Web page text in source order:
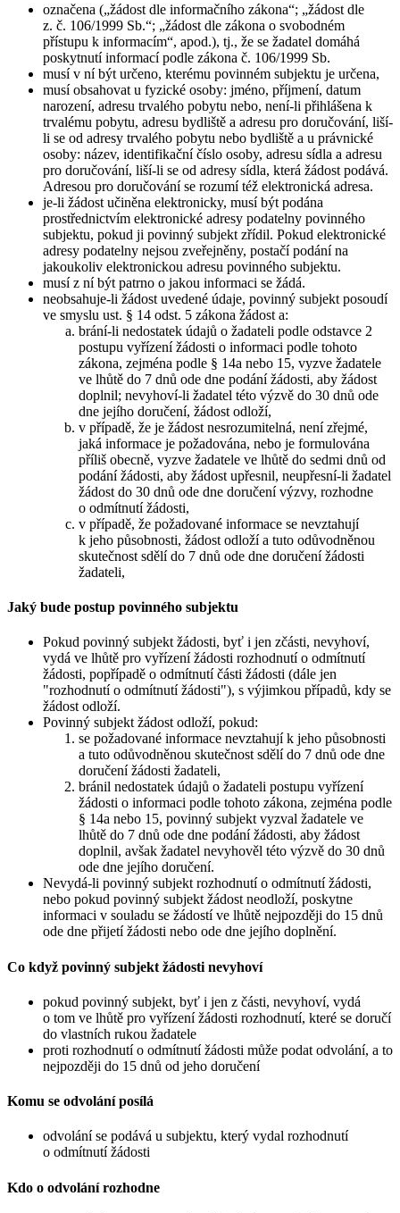
označena („žádost dle informačního zákona“; „žádost dle
z. č. 106/1999 Sb.“; „žádost dle zákona o svobodném
přístupu k informacím“, apod.), tj., že se žadatel domáhá
poskytnutí informací podle zákona č. 106/1999 Sb.
musí v ní být určeno, kterému povinném subjektu je určena,
musí obsahovat u fyzické osoby: jméno, příjmení, datum
narození, adresu trvalého pobytu nebo, není-li přihlášena k
trvalému pobytu, adresu bydliště a adresu pro doručování, liší-
li se od adresy trvalého pobytu nebo bydliště a u právnické
osoby: název, identifikační číslo osoby, adresu sídla a adresu
pro doručování, liší-li se od adresy sídla, která žádost podává.
Adresou pro doručování se rozumí též elektronická adresa.
je-li žádost učiněna elektronicky, musí být podána
prostřednictvím elektronické adresy podatelny povinného
subjektu, pokud ji povinný subjekt zřídil. Pokud elektronické
adresy podatelny nejsou zveřejněny, postačí podání na
jakoukoliv elektronickou adresu povinného subjektu.
musí z ní být patrno o jakou informaci se žádá.
neobsahuje-li žádost uvedené údaje, povinný subjekt posoudí
ve smyslu ust. § 14 odst. 5 zákona žádost a:
brání-li nedostatek údajů o žadateli podle odstavce 2
postupu vyřízení žádosti o informaci podle tohoto
zákona, zejména podle § 14a nebo 15, vyzve žadatele
ve lhůtě do 7 dnů ode dne podání žádosti, aby žádost
doplnil; nevyhoví-li žadatel této výzvě do 30 dnů ode
dne jejího doručení, žádost odloží,
v případě, že je žádost nesrozumitelná, není zřejmé,
jaká informace je požadována, nebo je formulována
příliš obecně, vyzve žadatele ve lhůtě do sedmi dnů od
podání žádosti, aby žádost upřesnil, neupřesní-li žadatel
žádost do 30 dnů ode dne doručení výzvy, rozhodne
o odmítnutí žádosti,
v případě, že požadované informace se nevztahují
k jeho působnosti, žádost odloží a tuto odůvodněnou
skutečnost sdělí do 7 dnů ode dne doručení žádosti
žadateli,
Jaký bude postup povinného subjektu
Pokud povinný subjekt žádosti, byť i jen zčásti, nevyhoví,
vydá ve lhůtě pro vyřízení žádosti rozhodnutí o odmítnutí
žádosti, popřípadě o odmítnutí části žádosti (dále jen
"rozhodnutí o odmítnutí žádosti"), s výjimkou případů, kdy se
žádost odloží.
Povinný subjekt žádost odloží, pokud:
se požadované informace nevztahují k jeho působnosti
a tuto odůvodněnou skutečnost sdělí do 7 dnů ode dne
doručení žádosti žadateli,
bránil nedostatek údajů o žadateli postupu vyřízení
žádosti o informaci podle tohoto zákona, zejména podle
§ 14a nebo 15, povinný subjekt vyzval žadatele ve
lhůtě do 7 dnů ode dne podání žádosti, aby žádost
doplnil, avšak žadatel nevyhověl této výzvě do 30 dnů
ode dne jejího doručení.
Nevydá-li povinný subjekt rozhodnutí o odmítnutí žádosti,
nebo pokud povinný subjekt žádost neodloží, poskytne
informaci v souladu se žádostí ve lhůtě nejpozději do 15 dnů
ode dne přijetí žádosti nebo ode dne jejího doplnění.
Co když povinný subjekt žádosti nevyhoví
pokud povinný subjekt, byť i jen z části, nevyhoví, vydá
o tom ve lhůtě pro vyřízení žádosti rozhodnutí, které se doručí
do vlastních rukou žadatele
proti rozhodnutí o odmítnutí žádosti může podat odvolání, a to
nejpozději do 15 dnů od jeho doručení
Komu se odvolání posílá
odvolání se podává u subjektu, který vydal rozhodnutí
o odmítnutí žádosti
Kdo o odvolání rozhodne